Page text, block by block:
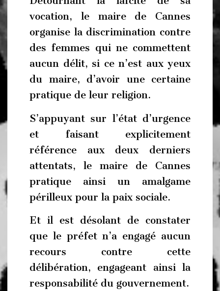
vocation, le maire de Cannes
organise la discrimination contre
des femmes qui ne commettent
aucun délit, si ce n’est aux yeux
du maire, d’avoir une certaine
pratique de leur religion.
S’appuyant sur l’état d’urgence
et faisant explicitement
référence aux deux derniers
attentats, le maire de Cannes
pratique ainsi un amalgame
périlleux pour la paix sociale.
Et il est désolant de constater
que le préfet n’a engagé aucun
recours contre cette
délibération, engageant ainsi la
responsabilité du gouvernement.